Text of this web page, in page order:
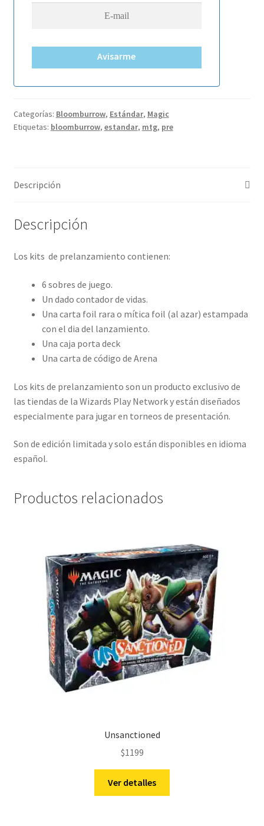
Avisarme
Categorías: Bloomburrow, Estándar, Magic
Etiquetas: bloomburrow, estandar, mtg, pre
Descripción
Descripción
Los kits de prelanzamiento contienen:
6 sobres de juego.
Un dado contador de vidas.
Una carta foil rara o mítica foil (al azar) estampada
con el dia del lanzamiento.
Una caja porta deck
Una carta de código de Arena
Los kits de prelanzamiento son un producto exclusivo de
las tiendas de la Wizards Play Network y están diseñados
especialmente para jugar en torneos de presentación.
Son de edición limitada y solo están disponibles en idioma
español.
Productos relacionados
Unsanctioned
$1199
Ver detalles